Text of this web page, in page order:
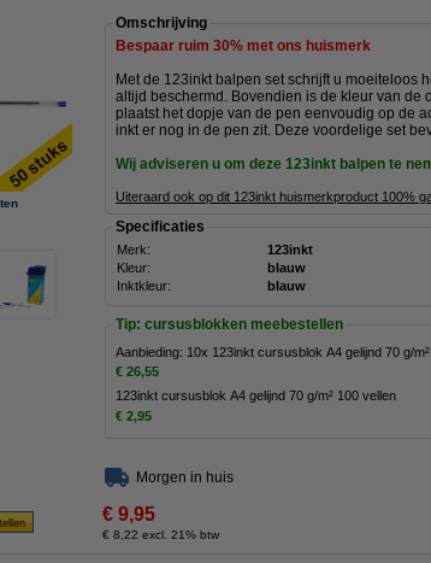
Omschrijving
Bespaar ruim 30% met ons huismerk
Met de 123inkt balpen set schrijft u moeiteloos
altijd beschermd. Bovendien is de kleur van de
plaatst het dopje van de pen eenvoudig op de
inkt er nog in de pen zit. Deze voordelige set
Wij adviseren u om deze 123inkt balpen te
Uiteraard ook op dit 123inkt huismerkproduct 100%
Specificaties
Merk: 123inkt
Kleur:
blauw
Inktkleur:
blauw
Tip: cursusblokken meebestellen
Aanbieding: 10x 123inkt cursusblok A4 gelijnd 70 g/
€ 26,55
123inkt cursusblok A4 gelijnd 70 g/m² 100 vellen
€ 2,95
Morgen in huis
€ 9,95
€ 8,22 excl. 21% btw